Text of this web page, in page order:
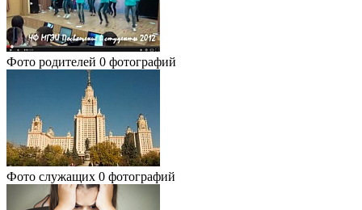
Фото родителей 0 фотографий
Фото служащих 0 фотографий